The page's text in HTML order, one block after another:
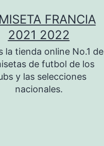
FRANCIA
2021 2022
la tienda online No.1 de
de futbol de los
y las selecciones
nacionales.